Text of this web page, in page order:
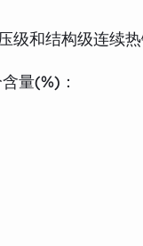
级和结构级连续
量(%)：